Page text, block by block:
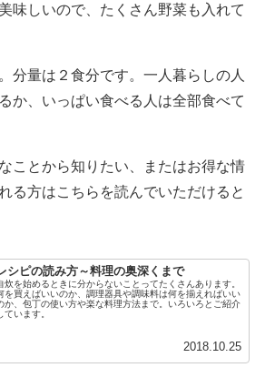
味しいので、たくさん野菜も入れて
分量は２食分です。一人暮らしの人
か、いっぱい食べる人は全部食べて
ことから知りたい、またはお得な情
る方はこちらを読んでいただけると
シピの読み方～料理の奥深くまで
炊を始めるときに分からないことってたくさんあります。
を買えばいいのか、調理器具や調味料は何を揃えればいい
か、包丁の使い方や楽な料理方法まで。いろいろとご紹介
ています。
2018.10.25